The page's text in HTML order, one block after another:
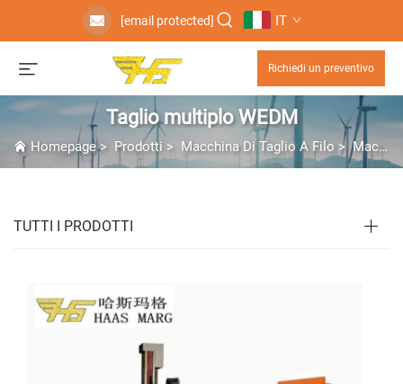
[email protected] IT
Richiedi un preventivo
Taglio multiplo WEDM
Homepage> Prodotti > Macchina Di Taglio A Filo >Macchina EDM a Filo
TUTTI I PRODOTTI